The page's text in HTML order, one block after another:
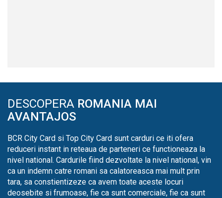
DESCOPERA ROMANIA MAI
AVANTAJOS
BCR City Card si Top City Card sunt carduri ce iti ofera
reduceri instant in reteaua de parteneri ce functioneaza la
nivel national. Cardurile fiind dezvoltate la nivel national, vin
ca un indemn catre romani sa calatoreasca mai mult prin
tara, sa constientizeze ca avem toate aceste locuri
deosebite si frumoase, fie ca sunt comerciale, fie ca sunt